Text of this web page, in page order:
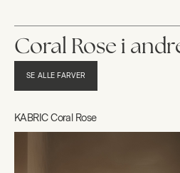
Coral Rose i
SE ALLE FARVER
KABRIC Coral Rose